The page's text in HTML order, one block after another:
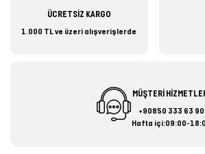
ÜCRETSİZ KARGO
1.000 TL ve üzeri alışverişlerde
MÜŞTERİ
+90850 333 63 90
Hafta içi:09:00-